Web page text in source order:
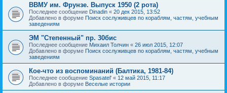
ВВМУ им. Фрунзе. Выпуск 1950 (2 рота)
Последнее сообщение Dinadin « 20 дек 2015, 13:52
Добавлено в форуме Поиск сослуживцев по кораблям, частям, учебным
заведениям
ЭМ "Степенный" пр. 30бис
Последнее сообщение Михаил Толчин « 26 июл 2015, 12:07
Добавлено в форуме Поиск сослуживцев по кораблям, частям, учебным
заведениям
Кое-что из воспоминаний (Балтика, 1981-84)
Последнее сообщение Spasatel' « 12 май 2015, 11:17
Добавлено в форуме Веселые истории